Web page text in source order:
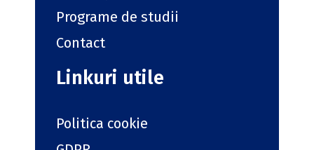
Programe de studii
Contact
Linkuri utile
Politica cookie